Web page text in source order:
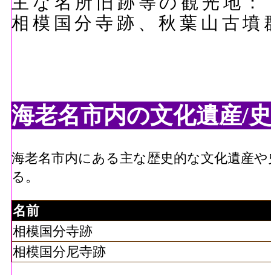
相模国分寺跡、秋葉山古
海老名市内の文化遺産/
海老名市内にある主な歴史的な文化遺産
る。
名前
相模国分寺跡
相模国分尼寺跡